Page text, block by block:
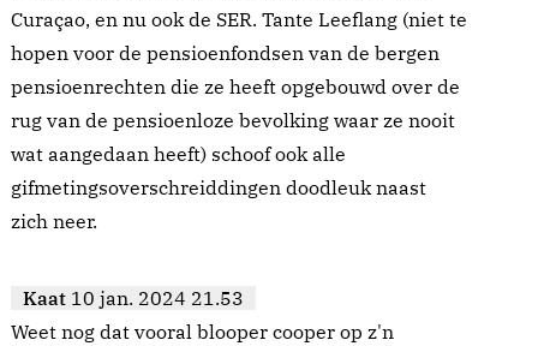
Curaçao, en nu ook de SER. Tante Leeflang (niet te
hopen voor de pensioenfondsen van de bergen
pensioenrechten die ze heeft opgebouwd over de
rug van de pensioenloze bevolking waar ze nooit
wat aangedaan heeft) schoof ook alle
gifmetingsoverschreiddingen doodleuk naast
zich neer.
Kaat 10 jan. 2024 21.53
Weet nog dat vooral blooper cooper op z'n